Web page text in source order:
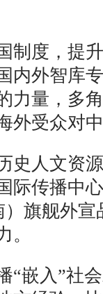
度，提升
内外智库
力量，多
外受众对
人文资源
际传播中
）旗舰外
。
入”社会